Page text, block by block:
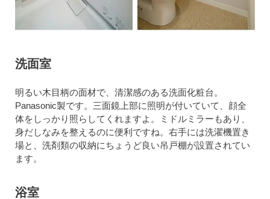
洗面室
明るい木目柄の面材で、清潔感のある洗面化粧台。
Panasonic製です。三面鏡上部に照明が付いていて、顔全
体をしっかり照らしてくれますよ。ミドルミラーもあり、
身だしなみを整えるのに便利ですね。右手には洗濯機置き
場と、洗剤類の収納にちょうど良い吊戸棚が設置されてい
ます。
浴室